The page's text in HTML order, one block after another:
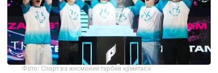
Фото: Спорт ва жисмоний тарбия қўмитаси